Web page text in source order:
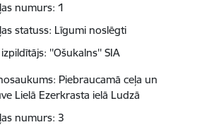
numurs: 1
statuss: Līgumi noslēgti
''Ošukalns'' SIA
Piebraucamā ceļa un
Lielā Ezerkrasta ielā Ludzā
numurs: 3